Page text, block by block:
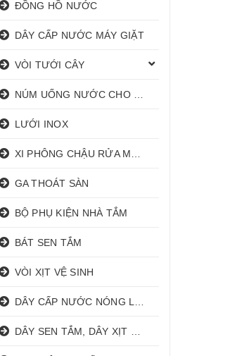
ĐỒNG HỒ NƯỚC
DÂY CẤP NƯỚC MÁY GIẶT
VÒI TƯỚI CÂY
LƯỚI INOX
GA THOÁT SÀN
BỘ PHỤ KIỆN NHÀ TẮM
BÁT SEN TẮM
VÒI XỊT VỆ SINH